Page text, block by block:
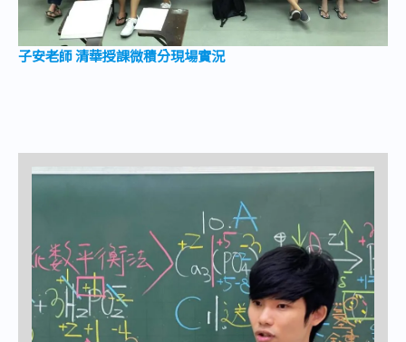
子安老師 清華授課微積分現場實況